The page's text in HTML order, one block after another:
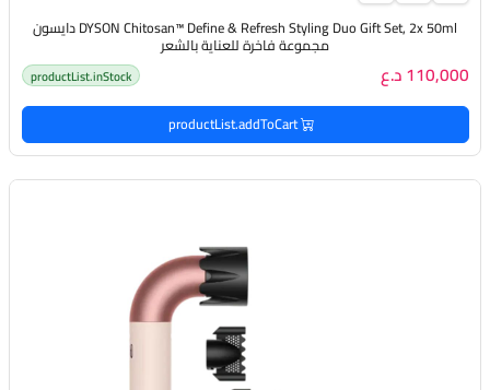
DYSON Chitosan™ Define & Refresh Styling Duo Gift Set, 2x 50ml دايسون
مجموعة فاخرة للعناية بالشعر
110,000 د.ع productList.inStock
productList.addToCart